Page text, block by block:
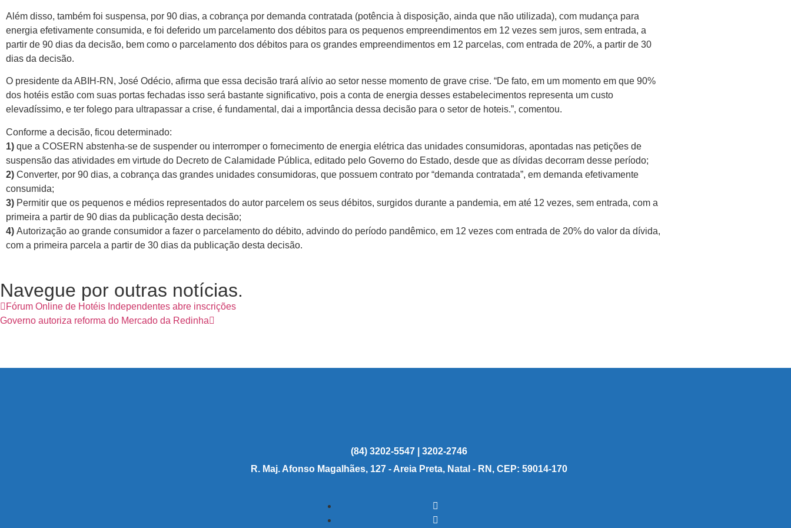
Além disso, também foi suspensa, por 90 dias, a cobrança por demanda contratada (potência à disposição, ainda que não utilizada), com mudança para
energia efetivamente consumida, e foi deferido um parcelamento dos débitos para os pequenos empreendimentos em 12 vezes sem juros, sem entrada, a
partir de 90 dias da decisão, bem como o parcelamento dos débitos para os grandes empreendimentos em 12 parcelas, com entrada de 20%, a partir de 30
dias da decisão.
O presidente da ABIH-RN, José Odécio, afirma que essa decisão trará alívio ao setor nesse momento de grave crise. “De fato, em um momento em que 90%
dos hotéis estão com suas portas fechadas isso será bastante significativo, pois a conta de energia desses estabelecimentos representa um custo
elevadíssimo, e ter folego para ultrapassar a crise, é fundamental, dai a importância dessa decisão para o setor de hoteis.”, comentou.
Conforme a decisão, ficou determinado:
1) que a COSERN abstenha-se de suspender ou interromper o fornecimento de energia elétrica das unidades consumidoras, apontadas nas petições de
suspensão das atividades em virtude do Decreto de Calamidade Pública, editado pelo Governo do Estado, desde que as dívidas decorram desse período;
2) Converter, por 90 dias, a cobrança das grandes unidades consumidoras, que possuem contrato por “demanda contratada”, em demanda efetivamente
consumida;
3) Permitir que os pequenos e médios representados do autor parcelem os seus débitos, surgidos durante a pandemia, em até 12 vezes, sem entrada, com a
primeira a partir de 90 dias da publicação desta decisão;
4) Autorização ao grande consumidor a fazer o parcelamento do débito, advindo do período pandêmico, em 12 vezes com entrada de 20% do valor da dívida,
com a primeira parcela a partir de 30 dias da publicação desta decisão.
Navegue por outras notícias.
Fórum Online de Hotéis Independentes abre inscrições
Governo autoriza reforma do Mercado da Redinha
(84) 3202-5547 | 3202-2746
R. Maj. Afonso Magalhães, 127 - Areia Preta, Natal - RN, CEP: 59014-170